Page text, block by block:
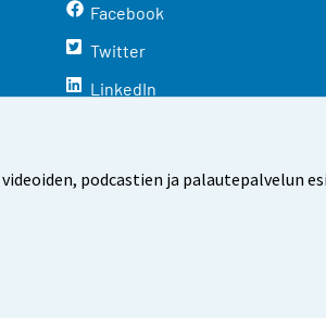
podcastien ja palautepalvelun
Facebook
Twitter
LinkedIn